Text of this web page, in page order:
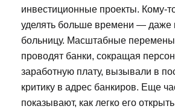
инвестиционные проекты. Кому-
уделять больше времени — даже
больницу. Масштабные
проводят банки, сокращая
заработную плату, вызывали в
критику в адрес банкиров. Еще
показывают, как легко его